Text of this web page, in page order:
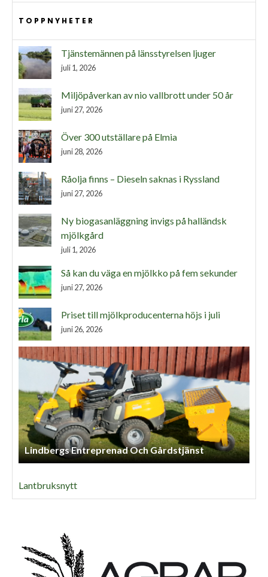
TOPPNYHETER
Tjänstemännen på länsstyrelsen ljuger
juli 1, 2026
Miljöpåverkan av nio vallbrott under 50 år
juni 27, 2026
Över 300 utställare på Elmia
juni 28, 2026
Råolja finns – Dieseln saknas i Ryssland
juni 27, 2026
Ny biogasanläggning invigs på halländsk
mjölkgård
juli 1, 2026
Så kan du väga en mjölkko på fem sekunder
juni 27, 2026
Priset till mjölkproducenterna höjs i juli
juni 26, 2026
Lindbergs Entreprenad Och Gårdstjänst
Lantbruksnytt